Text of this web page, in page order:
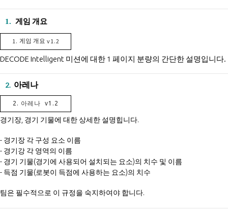
1. 게임 개요
1. 게임 개요 v1.2
DECODE Intelligent 미션에 대한 1 페이지 분량의 간단한 설명입니다.
2. 아레나
2. 아레나 v1.2
경기장, 경기 기물에 대한 상세한 설명힙니다.
- 경기장 각 구성 요소 이름
- 경기강 각 영역의 이름
- 경기 기물(경기에 사용되어 설치되는 요소)의 치수 및 이름
- 득점 기물(로봇이 득점에 사용하는 요소)의 치수
팀은 필수적으로 이 규정을 숙지하여야 합니다.